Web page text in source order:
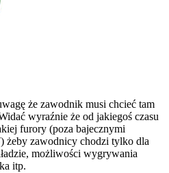
że zawodnik musi chcieć tam
wyraźnie że od jakiegoś czasu
furory (poza bajecznymi
żeby zawodnicy chodzi tylko dla
możliwości wygrywania
itp.